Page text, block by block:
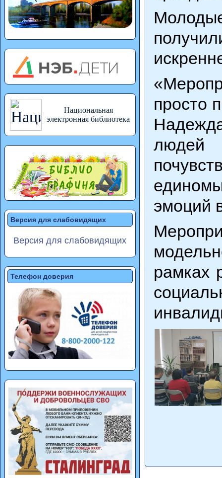
Национальная
электронная библиотека
Версия для слабовидящих
Версия для слабовидящих
Телефон доверия
просто
людей
эмоций
рамках